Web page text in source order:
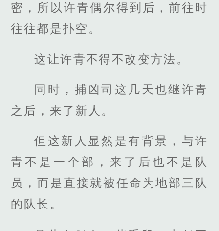
密，所以许青偶尔得到后，前往时
往往都是扑空。
这让许青不得不改变方法。
同时，捕凶司这几天也继许青
之后，来了新人。
但这新人显然是有背景，与许
青不是一个部，来了后也不是队
员，而是直接就被任命为地部三队
的队长。